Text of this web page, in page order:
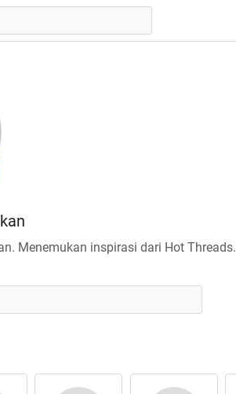
Menemukan inspirasi dari Hot Threads.